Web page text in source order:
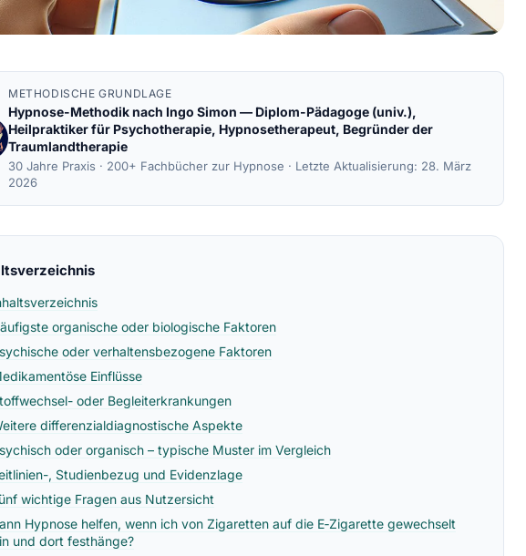
METHODISCHE GRUNDLAGE
Hypnose-Methodik nach Ingo Simon — Diplom-Pädagoge (univ.),
Heilpraktiker für Psychotherapie, Hypnosetherapeut, Begründer der
Traumlandtherapie
30 Jahre Praxis · 200+ Fachbücher zur Hypnose · Letzte Aktualisierung: 28. März
2026
organische oder biologische Faktoren
oder verhaltensbezogene Faktoren
Einflüsse
oder Begleiterkrankungen
differenzialdiagnostische Aspekte
oder organisch – typische Muster im Vergleich
, Studienbezug und Evidenzlage
wichtige Fragen aus Nutzersicht
Hypnose helfen, wenn ich von Zigaretten auf die E‑Zigarette gewechselt
und dort festhänge?